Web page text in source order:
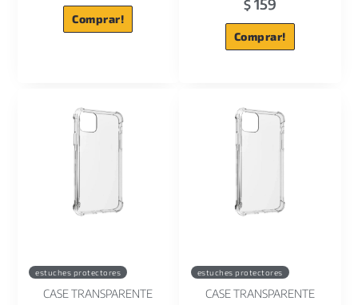
Comprar!
$159
Comprar!
estuches protectores
CASE TRANSPARENTE
estuches protectores
CASE TRANSPARENTE